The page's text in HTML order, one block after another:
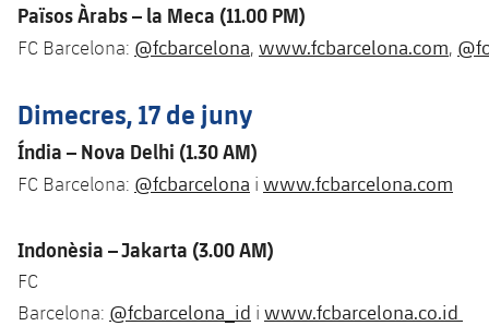
Països Àrabs – la Meca (11.00 PM)
FC Barcelona: @fcbarcelona, www.fcbarcelona.com,
Dimecres, 17 de juny
Índia – Nova Delhi (1.30 AM)
FC Barcelona: @fcbarcelona i www.fcbarcelona.com
Indonèsia – Jakarta (3.00 AM)
FC
Barcelona: @fcbarcelona_id i www.fcbarcelona.co.id